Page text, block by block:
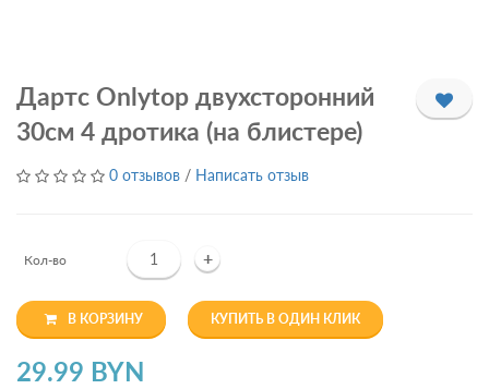
Дартс Onlytop двухсторонний
30см 4 дротика (на блистере)
0 отзывов / Написать отзыв
Кол-во +
В КОРЗИНУ КУПИТЬ В ОДИН КЛИК
29.99 BYN